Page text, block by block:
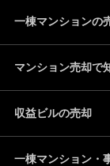
一棟マンションの
マンション売却で
収益ビルの売却
一棟マンション・